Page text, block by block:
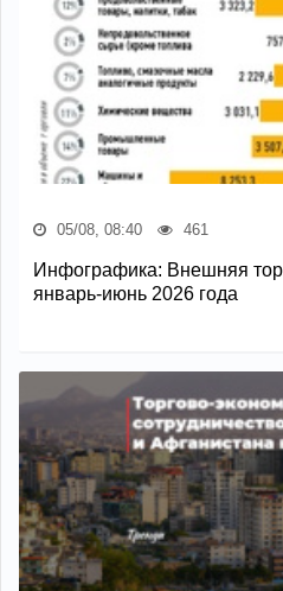
05/08, 08:40 461
Инфографика: Внешняя
январь-июнь 2026 года